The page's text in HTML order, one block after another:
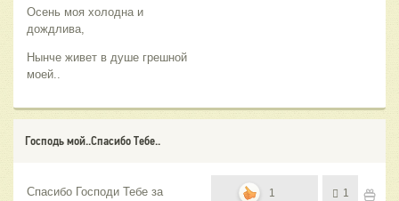
Осень моя холодна и
дождлива,
Нынче живет в душе грешной
моей..
Господь мой..Спасибо Тебе..
Спасибо Господи Тебе за
1 1